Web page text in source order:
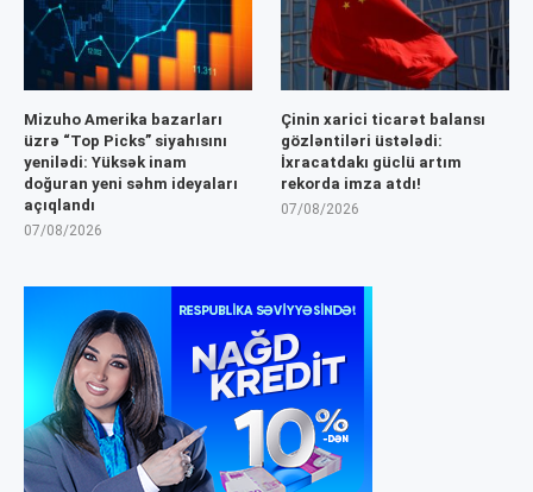
Mizuho Amerika bazarları
üzrə “Top Picks” siyahısını
yenilədi: Yüksək inam
doğuran yeni səhm ideyaları
açıqlandı
07/08/2026
Çinin xarici ticarət balansı
gözləntiləri üstələdi:
İxracatdakı güclü artım
rekorda imza atdı!
07/08/2026